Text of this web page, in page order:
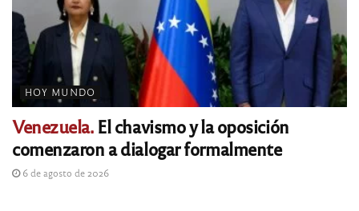
HOY MUNDO
Venezuela.El chavismo y la oposición
comenzaron a dialogar formalmente
6 de agosto de 2026